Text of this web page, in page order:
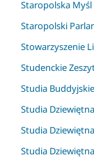
Staropolska
Staropolski
Stowarzyszenie
Studenckie
Studia Buddyjskie
Studia
Studia
Studia